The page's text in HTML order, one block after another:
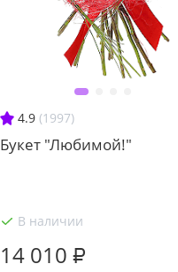
4.9 (1997)
Букет "Любимой!"
В наличии
14 010 ₽